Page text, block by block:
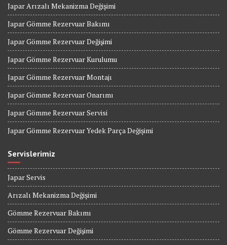
Japar Arızalı Mekanizma Değişimi
Japar Gömme Rezervuar Bakımı
Japar Gömme Rezervuar Değişimi
Japar Gömme Rezervuar Kurulumu
Japar Gömme Rezervuar Montajı
Japar Gömme Rezervuar Onarımı
Japar Gömme Rezervuar Servisi
Japar Gömme Rezervuar Yedek Parça Değişimi
Servislerimiz
Japar Servis
Arızalı Mekanizma Değişimi
Gömme Rezervuar Bakımı
Gömme Rezervuar Değişimi